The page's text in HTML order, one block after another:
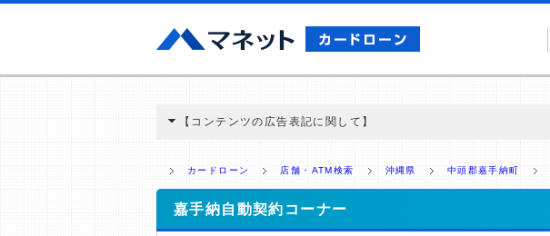
【コンテンツの広告表記に関して】
ミ収集などに基づき、公平性を担保した情報提供を行っています。
>提携企業一覧
カードローン 店舗・ATM検索 沖縄県 中頭郡嘉手納町
嘉手納自動契約コーナー